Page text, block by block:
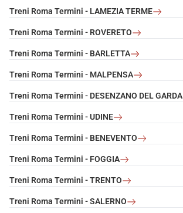
Treni Roma Termini - LAMEZIA TERME
Treni Roma Termini - ROVERETO
Treni Roma Termini - BARLETTA
Treni Roma Termini - MALPENSA
Treni Roma Termini - DESENZANO DEL GARDA
Treni Roma Termini - UDINE
Treni Roma Termini - BENEVENTO
Treni Roma Termini - FOGGIA
Treni Roma Termini - TRENTO
Treni Roma Termini - SALERNO